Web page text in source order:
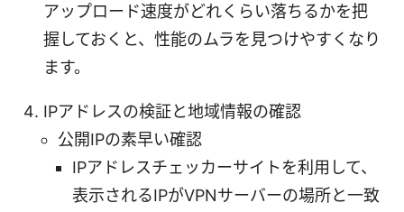
アップロード速度がどれくらい落ちるかを把
握しておくと、性能のムラを見つけやすくなり
ます。
IPアドレスの検証と地域情報の確認
公開IPの素早い確認
IPアドレスチェッカーサイトを利用して、
表示されるIPがVPNサーバーの場所と一致